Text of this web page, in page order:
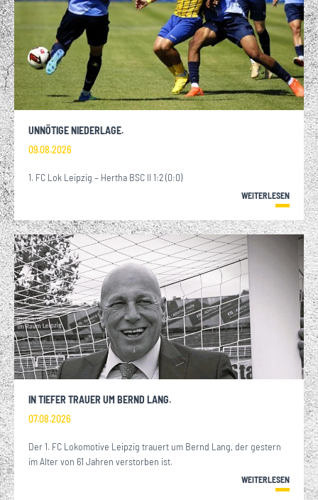
UNNÖTIGE NIEDERLAGE.
09.08.2026
1. FC Lok Leipzig – Hertha BSC II 1:2 (0:0)
WEITERLESEN
IN TIEFER TRAUER UM BERND LANG.
07.08.2026
Der 1. FC Lokomotive Leipzig trauert um Bernd Lang, der gestern
im Alter von 61 Jahren verstorben ist.
WEITERLESEN